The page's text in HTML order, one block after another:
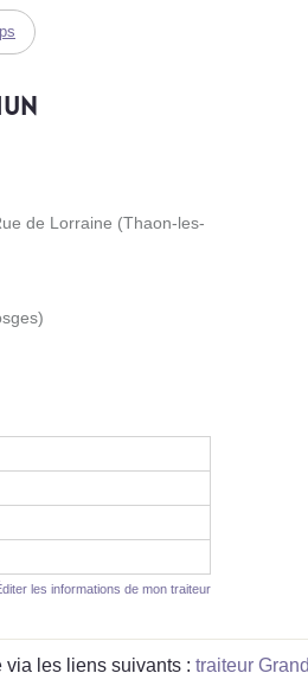
de Lorraine (Thaon-les-
les informations de mon traiteur
les liens suivants : traiteur